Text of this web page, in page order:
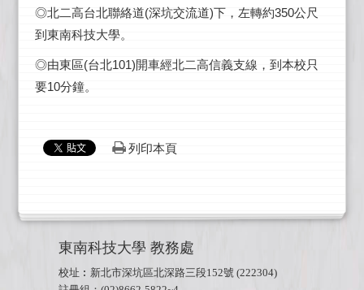
◎北二高台北聯絡道(深坑交流道)下，左轉約350公尺
到東南科技大學。
◎由東區(台北101)開車經北二高信義支線，到本校只
要10分鐘。
列印本頁
東南科技大學 教務處
校址︰新北市深坑區北深路三段152號 (222304)